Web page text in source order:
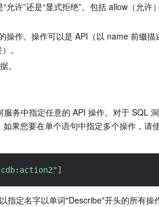
允许”还是“显式拒绝”。包括 allow（允许
操作。操作可以是 API（以 name 前缀描
。
。
务中指定任意的 API 操作。对于 SQL
果您要在单个语句中指定多个操作，请
cdb:action2" ]
指定名字以单词"Describe"开头的所有操